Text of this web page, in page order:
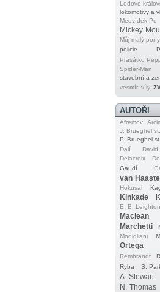
Ledové
lokomotivy a
Medvídek Pú
Mickey
Můj malý pony
policie
Prasátko
Spider‐Man
stavební a
vesmír víly
AUTOŘI
Afremov
J. Brueghel st.
P. Brueghel st.
Dalí
David
Delacroix
Gaudí
van
Hokusai
Kinkade
E. B. Leighton
Maclean
Marchetti
Modigliani
Ortega
Rembrandt
Ryba S.
A. Stewart
N. Thomas